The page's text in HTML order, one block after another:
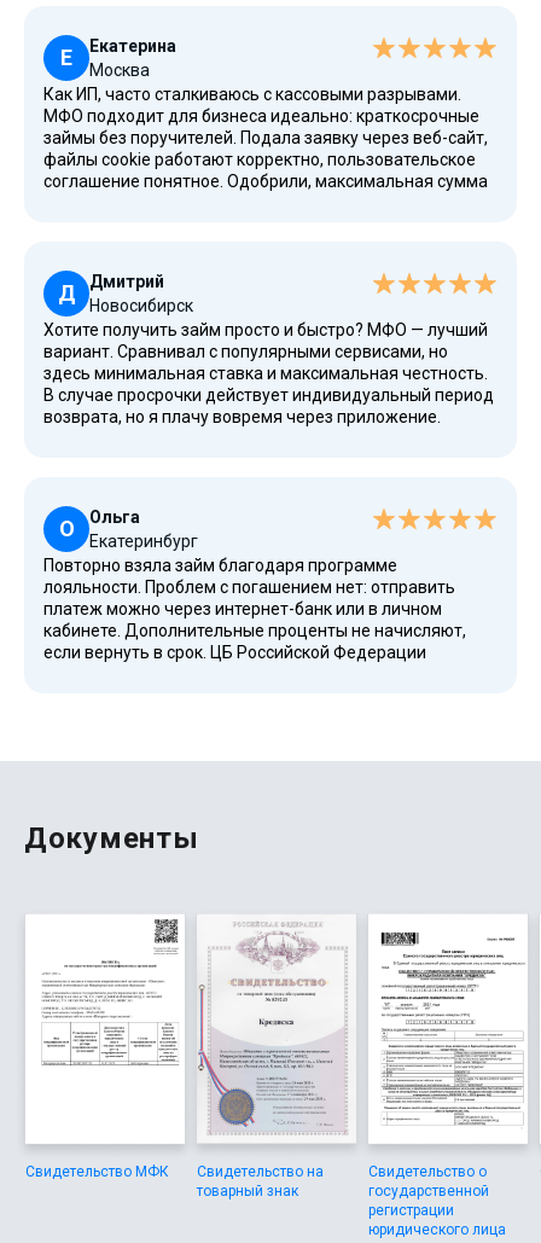
высоте, рекомендую! Преимущества очевидны: низкий
процент для первого займа, простое погашение в
личном кабинете. Для жителей в Санкт-Петербурге —
надежный выход из проблем.
Е
Екатерина
Москва
Как ИП, часто сталкиваюсь с кассовыми разрывами.
МФО подходит для бизнеса идеально: краткосрочные
займы без поручителей. Подала заявку через веб-сайт,
файлы cookie работают корректно, пользовательское
соглашение понятное. Одобрили, максимальная сумма
индивидуальный подход. Программа кредитования
очень гибкая.
Д
Дмитрий
Новосибирск
Хотите получить займ просто и быстро? МФО — лучший
вариант. Сравнивал с популярными сервисами, но
здесь минимальная ставка и максимальная честность.
В случае просрочки действует индивидуальный период
возврата, но я плачу вовремя через приложение.
странице. Люди с плохой КИ тоже могут обратиться —
одобряют! Рекомендую.
О
Ольга
Екатеринбург
Повторно взяла займ благодаря программе
лояльности. Проблем с погашением нет: отправить
платеж можно через интернет-банк или в личном
кабинете. Дополнительные проценты не начисляют,
если вернуть в срок. ЦБ Российской Федерации
показывает полную стоимость. Очень удобный сервис,
Документы
Свидетельство МФК
Свидетельство на
товарный знак
Свидетельство о
государственной
регистрации
юридического лица